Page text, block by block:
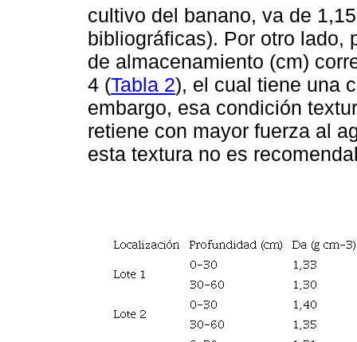
cultivo del banano, va de
bibliográficas). Por otro lado,
de almacenamiento (cm)
4 (Tabla 2), el cual tiene una
embargo, esa condición
retiene con mayor fuerza al
esta textura no es